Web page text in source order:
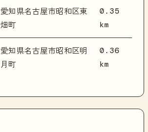
愛知県名古屋市昭和区東
畑町
0.35
km
愛知県名古屋市昭和区明
月町
0.36
km